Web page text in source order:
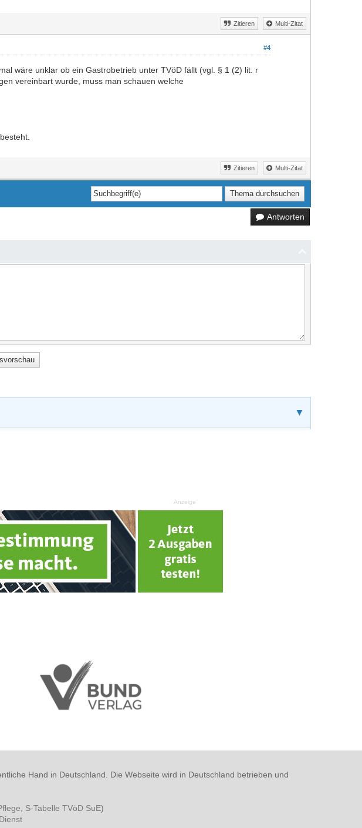
Zitieren Multi-Zitat
#4
wäre unklar ob ein Gastrobetrieb unter TVöD fällt (vgl. § 1 (2) lit. r
vereinbart wurde, muss man schauen welche
Zitieren Multi-Zitat
Antworten
▼
Anzeige
Hand in Deutschland. Die Webseite wird in Deutschland betrieben und
S-Tabelle TVöD SuE)